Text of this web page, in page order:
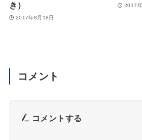
き）
2017年8月18日
2017
コメント
コメントする